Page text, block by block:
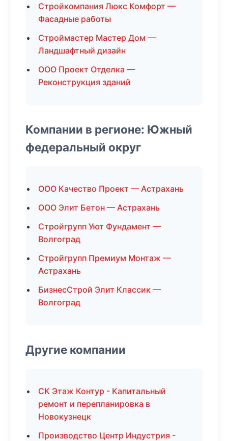
Стройкомпания Люкс Комфорт —
Фасадные работы
Строймастер Мастер Дом —
Ландшафтный дизайн
ООО Проект Отделка —
Реконструкция зданий
Компании в регионе: Южный
федеральный округ
ООО Качество Проект — Астрахань
ООО Элит Бетон — Астрахань
Стройгрупп Уют Фундамент —
Волгоград
Стройгрупп Премиум Монтаж —
Астрахань
БизнесСтрой Элит Классик —
Волгоград
Другие компании
СК Этаж Контур - Капитальный
ремонт и перепланировка в
Новокузнецк
Производство Центр Индустрия -